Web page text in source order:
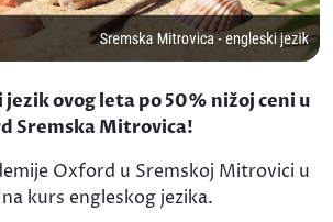
ovog leta po 50% nižoj ceni u
Sremska Mitrovica!
Oxford u Sremskoj Mitrovici u
kurs engleskog jezika.